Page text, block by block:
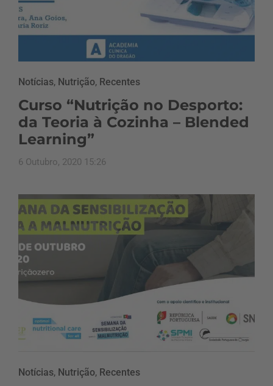
Notícias, Nutrição, Recentes
Curso “Nutrição no Desporto:
da Teoria à Cozinha – Blended
Learning”
6 Outubro, 2020 15:26
Notícias, Nutrição, Recentes